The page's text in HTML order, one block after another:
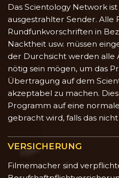
Das Scientology Network
ausgestrahlter Sender. Alle
Rundfunkvorschriften in
Nacktheit usw. müssen
der Durchsicht werden alle
nötig sein mögen, um das
Übertragung auf dem
akzeptabel zu machen.
Programm auf eine
gebracht wird, falls das
VERSICHERUNG
Filmemacher sind